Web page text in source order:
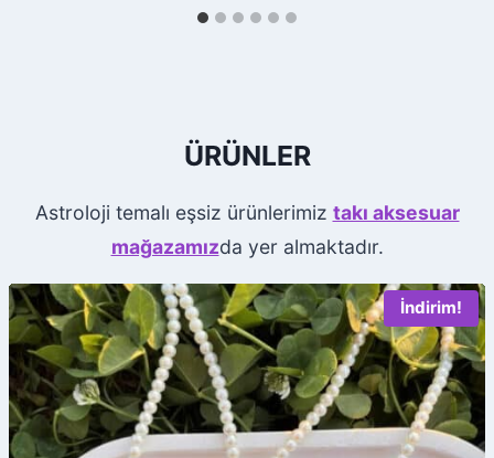
ÜRÜNLER
Astroloji temalı eşsiz ürünlerimiz takı aksesuar
mağazamızda yer almaktadır.
İndirim!